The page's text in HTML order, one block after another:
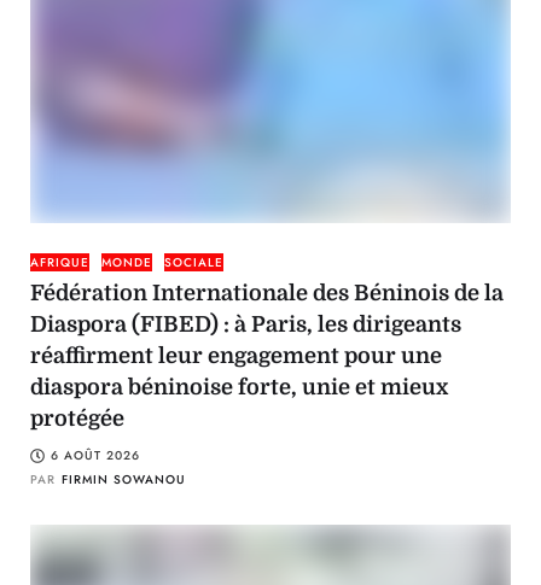
AFRIQUE MONDE SOCIALE
Fédération Internationale des Béninois de la
Diaspora (FIBED) : à Paris, les dirigeants
réaffirment leur engagement pour une
diaspora béninoise forte, unie et mieux
protégée
6 AOÛT 2026
PAR FIRMIN SOWANOU